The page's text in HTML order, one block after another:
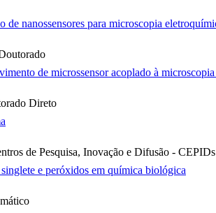
de nanossensores para microscopia
de microssensor acoplado à
Direto
de Pesquisa, Inovação e Difusão - CEPIDs
e peróxidos em química biológica